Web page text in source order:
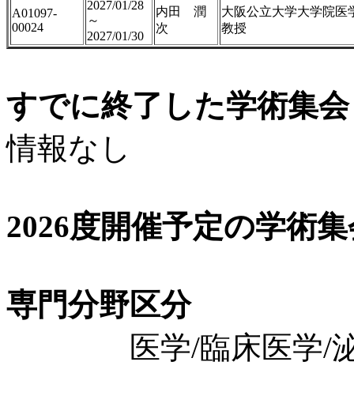
A01097-
00024
2027/01/28
～
2027/01/30
内田 潤
次
大阪公立大学大学院医
教授
すでに終了した学術集
情報なし
2026度開催予定の学術
専門分野区分
医学/臨床医学/泌